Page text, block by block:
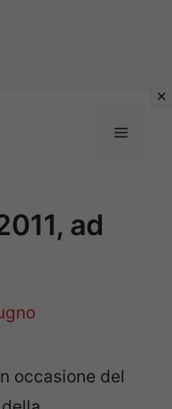
Menu
ad
occasione del